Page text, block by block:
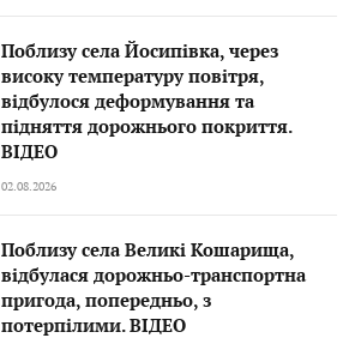
Поблизу села Йосипівка, через
високу температуру повітря,
відбулося деформування та
підняття дорожнього покриття.
ВІДЕО
02.08.2026
Поблизу села Великі Кошарища,
відбулася дорожньо-транспортна
пригода, попередньо, з
потерпілими. ВІДЕО